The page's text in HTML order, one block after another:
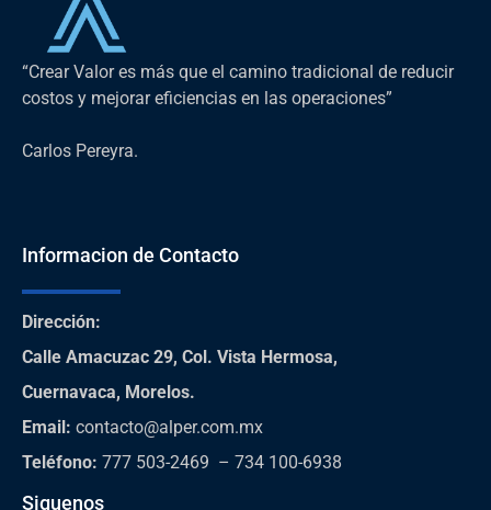
“Crear Valor es más que el camino tradicional de reducir
costos y mejorar eficiencias en las operaciones”
Carlos Pereyra.
Informacion de Contacto
Dirección:
Calle Amacuzac 29, Col. Vista Hermosa,
Cuernavaca, Morelos.
Email: contacto@alper.com.mx
Teléfono: 777 503-2469 – 734 100-6938
Siguenos